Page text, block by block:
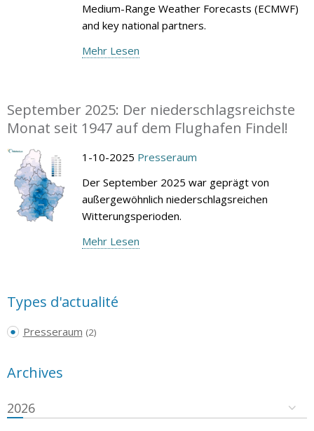
Medium-Range Weather Forecasts (ECMWF)
and key national partners.
Mehr Lesen
September 2025: Der niederschlagsreichste
Monat seit 1947 auf dem Flughafen Findel!
1-10-2025 Presseraum
Der September 2025 war geprägt von
außergewöhnlich niederschlagsreichen
Witterungsperioden.
Mehr Lesen
Types d'actualité
Presseraum (2)
Archives
2026